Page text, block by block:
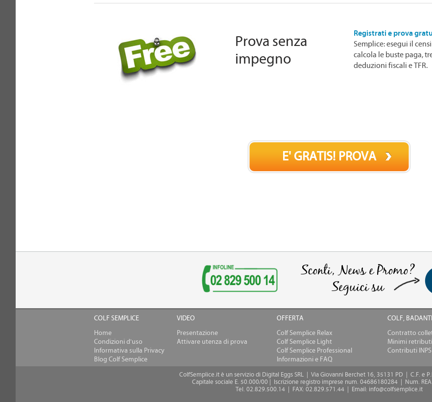
Prova senza
impegno
Registrati e prova
Semplice: esegui il
calcola le buste paga,
deduzioni fiscali e TFR.
E' GRATIS! PROVA
Sconti, News e Promo?
Seguici su
COLF SEMPLICE
Home
Condizioni d'uso
Informativa sulla Privacy
Blog Colf Semplice
VIDEO
Presentazione
Attivare utenza di prova
OFFERTA
Colf Semplice Relax
Colf Semplice Light
Colf Semplice Professional
Informazioni e FAQ
COLF,
Contratto
Minimi
Contributi INPS
ColfSemplice.it è un servizio di Digital Eggs SRL | Via Giovanni Berchet 16, 35131 PD | C.F. e
Capitale sociale E. 50.000/00 | Iscrizione registro imprese num. 04686180284 | Num.
Tel. 02.829.500.14 | FAX: 02.829.571.44 | Email: info@colfsemplice.it